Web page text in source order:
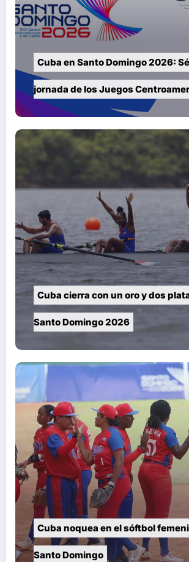
Cuba en Santo Domingo 2026:
jornada de los Juegos
Cuba cierra con un oro y dos
Santo Domingo 2026
Cuba noquea en el sóftbol
Santo Domingo